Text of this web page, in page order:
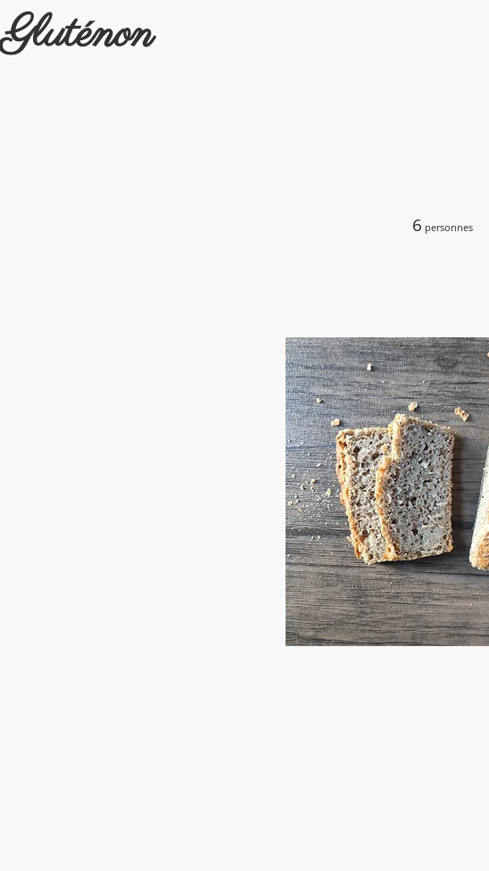
Gluténon
6 personnes